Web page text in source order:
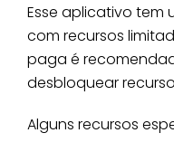
Esse aplicativo tem
com recursos
paga é
desbloquear
Alguns recursos